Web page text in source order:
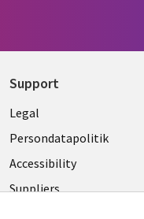
Support
Legal
DENMARK
Legal
Persondatapolitik
Accessibility
Suppliers